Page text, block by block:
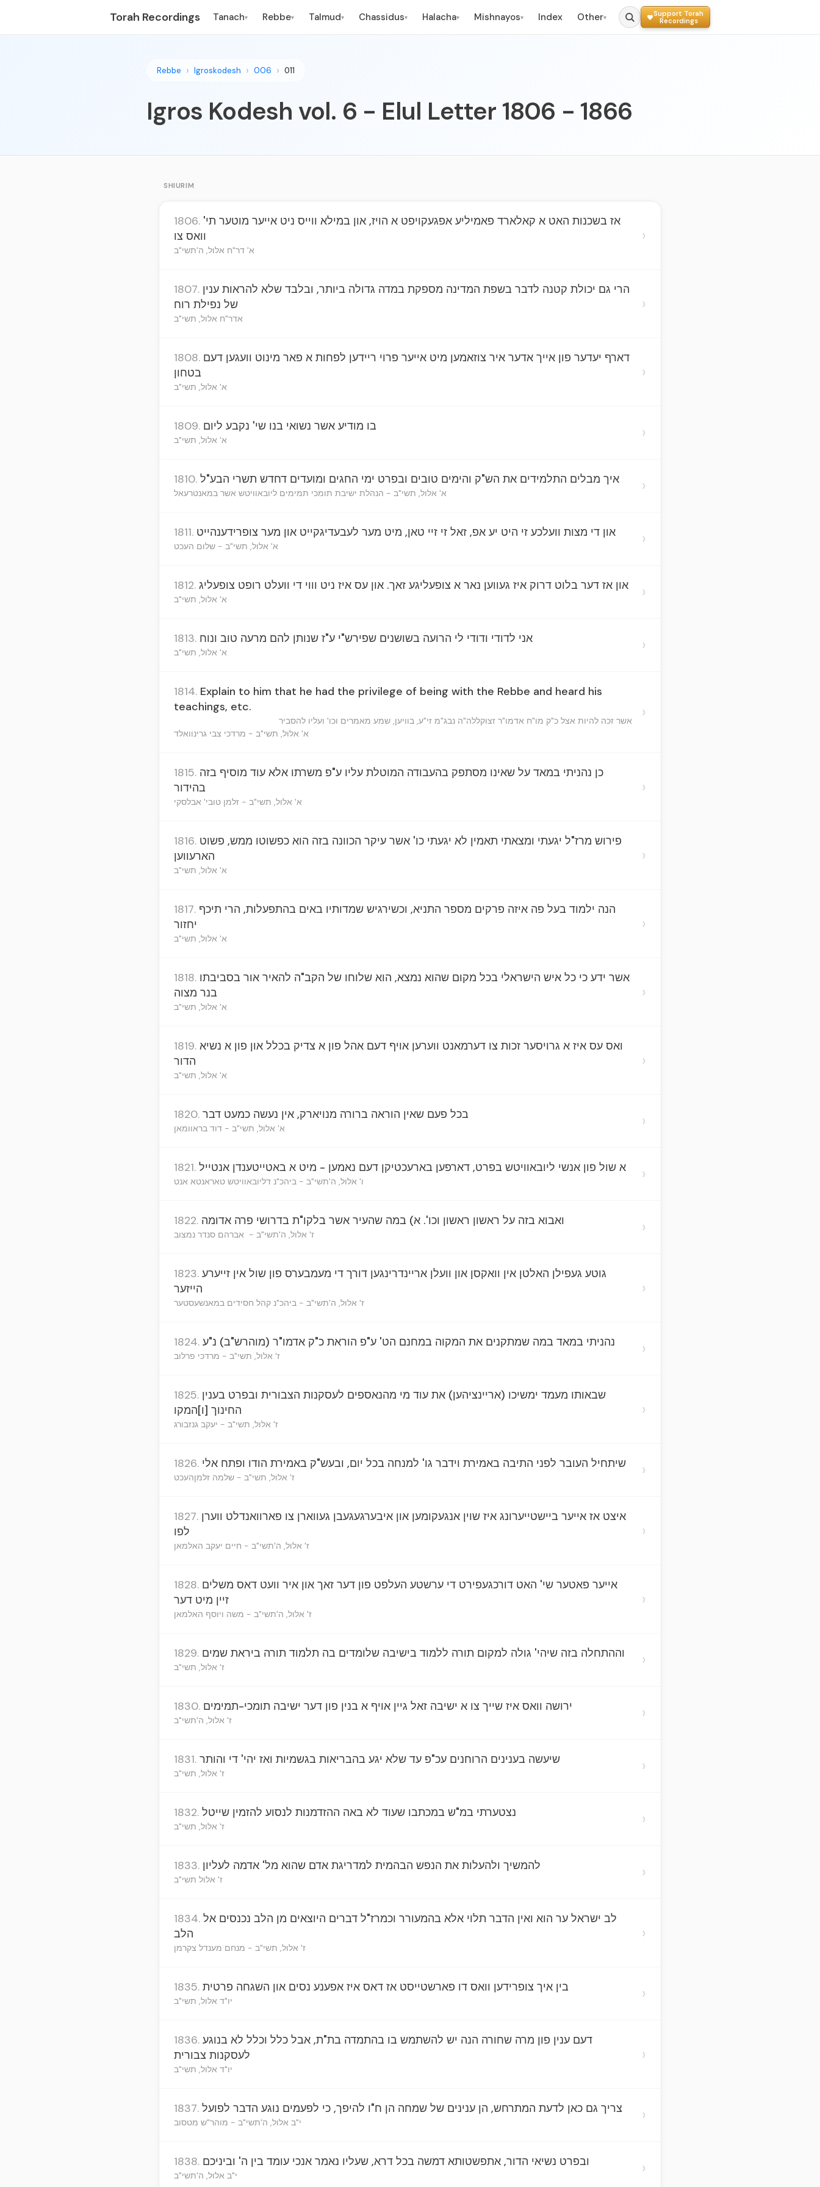
Torah Recordings Tanach▾ Rebbe▾ Talmud▾ Chassidus▾ Halacha▾ Mishnayos▾ Index Other▾
Support Torah
Recordings
Rebbe Igroskodesh 006 011
Igros Kodesh vol. 6 - Elul Letter 1806 - 1866
SHIURIM
1806. אז בשכנות האט א קאלארד פאמיליע אפגעקויפט א הויז, און במילא ווייס ניט אייער מוטער תי'
וואס צו
א' דר"ח אלול, ה'תשי"ב
›
1807. הרי גם יכולת קטנה לדבר בשפת המדינה מספקת במדה גדולה ביותר, ובלבד שלא להראות ענין
של נפילת רוח
אדר"ח אלול, תשי"ב
›
1808. דארף יעדער פון אייך אדער איר צוזאמען מיט אייער פרוי ריידען לפחות א פאר מינוט וועגען דעם
בטחון
א' אלול, תשי"ב
›
1809. בו מודיע אשר נשואי בנו שי' נקבע ליום
א' אלול, תשי"ב ›
1810. איך מבלים התלמידים את הש"ק והימים טובים ובפרט ימי החגים ומועדים דחדש תשרי הבע"ל
א' אלול, תשי"ב - הנהלת ישיבת תומכי תמימים ליובאוויטש אשר במאנטרעאל ›
1811. און די מצות וועלכע זי היט יע אפ, זאל זי זיי טאן, מיט מער לעבעדיגקייט און מער צופרידענהייט
א' אלול, תשי"ב - שלום העכט ›
1812. און אז דער בלוט דרוק איז געווען נאר א צופעליגע זאך. און עס איז ניט וווי די וועלט רופט צופעליג
א' אלול, תשי"ב ›
1813. אני לדודי ודודי לי הרועה בשושנים שפירש"י ע"ז שנותן להם מרעה טוב ונוח
א' אלול, תשי"ב ›
1814. Explain to him that he had the privilege of being with the Rebbe and heard his
teachings, etc.
אשר זכה להיות אצל כ"ק מו"ח אדמו"ר זצוקללה"ה נבג"מ זי"ע, בוויען, שמע מאמרים וכו' ועליו להסביר
א' אלול, תשי"ב - מרדכי צבי גרינוואלד
›
1815. כן נהניתי במאד על שאינו מסתפק בהעבודה המוטלת עליו ע"פ משרתו אלא עוד מוסיף בזה
בהידור
א' אלול, תשי"ב - זלמן טובי' אבלסקי
›
1816. פירוש מרז"ל יגעתי ומצאתי תאמין לא יגעתי כו' אשר עיקר הכוונה בזה הוא כפשוטו ממש, פשוט
הארעווען
א' אלול, תשי"ב
›
1817. הנה ילמוד בעל פה איזה פרקים מספר התניא, וכשירגיש שמדותיו באים בהתפעלות, הרי תיכף
יחזור
א' אלול, תשי"ב
›
1818. אשר ידע כי כל איש הישראלי בכל מקום שהוא נמצא, הוא שלוחו של הקב"ה להאיר אור בסביבתו
בנר מצוה
א' אלול, תשי"ב
›
1819. ואס עס איז א גרויסער זכות צו דערמאנט ווערען אויף דעם אהל פון א צדיק בכלל און פון א נשיא
הדור
א' אלול, תשי"ב
›
1820. בכל פעם שאין הוראה ברורה מנויארק, אין נעשה כמעט דבר
א' אלול, תשי"ב - דוד בראוומאן ›
1821. א שול פון אנשי ליובאוויטש בפרט, דארפען בארעכטיקן דעם נאמען - מיט א באטייטענדן אנטייל
ו' אלול, ה'תשי"ב - ביהכ"נ דליובאוויטש טאראנטא אנט ›
1822. ואבוא בזה על ראשון ראשון וכו'. א) במה שהעיר אשר בלקו"ת בדרושי פרה אדומה
ז' אלול, ה'תשי"ב - אברהם סנדר נמצוב ›
1823. גוטע געפילן האלטן אין וואקסן און וועלן אריינדרינגען דורך די מעמבערס פון שול אין זייערע
הייזער
ז' אלול, ה'תשי"ב - ביהכ"נ קהל חסידים במאנשעסטער
›
1824. נהניתי במאד במה שמתקנים את המקוה במחנם הט' ע"פ הוראת כ"ק אדמו"ר (מוהרש"ב) נ"ע
ז' אלול, תשי"ב - מרדכי פרלוב ›
1825. שבאותו מעמד ימשיכו (אריינציהען) את עוד מי מהנאספים לעסקנות הצבורית ובפרט בענין
החינוך [ו]המקו
ז' אלול, תשי"ב - יעקב גנזבורג
›
1826. שיתחיל העובר לפני התיבה באמירת וידבר גו' למנחה בכל יום, ובעש"ק באמירת הודו ופתח אלי
ז' אלול, תשי"ב - שלמה זלמןהעכט ›
1827. איצט אז אייער ביישטייערונג איז שוין אנגעקומען און איבערגעגעבן געווארן צו פארוואנדלט ווערן
לפו
ז' אלול, ה'תשי"ב - חיים יעקב האלמאן
›
1828. אייער פאטער שי' האט דורכגעפירט די ערשטע העלפט פון דער זאך און איר וועט דאס משלים
זיין מיט דער
ז' אלול, ה'תשי"ב - משה ויוסף האלמאן
›
1829. וההתחלה בזה שיהי' גולה למקום תורה ללמוד בישיבה שלומדים בה תלמוד תורה ביראת שמים
ז' אלול, תשי"ב ›
1830. ירושה וואס איז שייך צו א ישיבה זאל גיין אויף א בנין פון דער ישיבה תומכי-תמימים
ז' אלול, ה'תשי"ב ›
1831. שיעשה בענינים הרוחנים עכ"פ עד שלא יגע בהבריאות בגשמיות ואז יהי' די והותר
ז' אלול, תשי"ב ›
1832. נצטערתי במ"ש במכתבו שעוד לא באה ההזדמנות לנסוע להזמין שייטל
ז' אלול, תשי"ב ›
1833. להמשיך ולהעלות את הנפש הבהמית למדריגת אדם שהוא מל' אדמה לעליון
ז' אלול תשי"ב ›
1834. לב ישראל ער הוא ואין הדבר תלוי אלא בהמעורר וכמרז"ל דברים היוצאים מן הלב נכנסים אל
הלב
ז' אלול, תשי"ב - מנחם מענדל צקרמן
›
1835. בין איך צופרידען וואס דו פארשטייסט אז דאס איז אפענע נסים און השגחה פרטית
יו"ד אלול, תשי"ב ›
1836. דעם ענין פון מרה שחורה הנה יש להשתמש בו בהתמדה בת"ת, אבל כלל וכלל לא בנוגע
לעסקנות צבורית
יו"ד אלול, תשי"ב
›
1837. צריך גם כאן לדעת המתרחש, הן ענינים של שמחה הן ח"ו להיפך, כי לפעמים נוגע הדבר לפועל
י"ב אלול, ה'תשי"ב - מוהר"ש מטסוב ›
1838. ובפרט נשיאי הדור, אתפשטותא דמשה בכל דרא, שעליו נאמר אנכי עומד בין ה' וביניכם
י"ב אלול, ה'תשי"ב ›